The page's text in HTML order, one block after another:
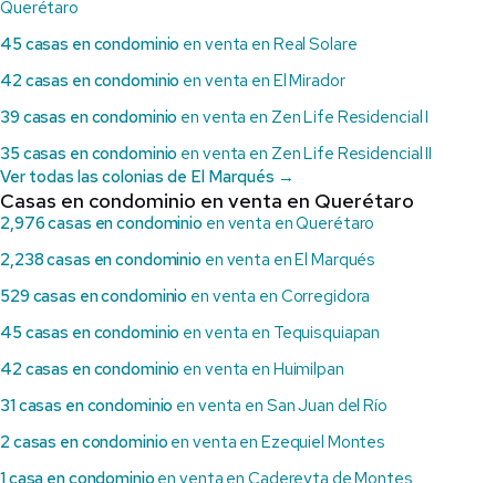
Querétaro
45 casas en condominio en venta en Real Solare
42 casas en condominio en venta en El Mirador
39 casas en condominio en venta en Zen Life Residencial I
35 casas en condominio en venta en Zen Life Residencial II
Ver todas las colonias de El Marqués →
Casas en condominio en venta en Querétaro
2,976 casas en condominio en venta en Querétaro
2,238 casas en condominio en venta en El Marqués
529 casas en condominio en venta en Corregidora
45 casas en condominio en venta en Tequisquiapan
42 casas en condominio en venta en Huimilpan
31 casas en condominio en venta en San Juan del Río
2 casas en condominio en venta en Ezequiel Montes